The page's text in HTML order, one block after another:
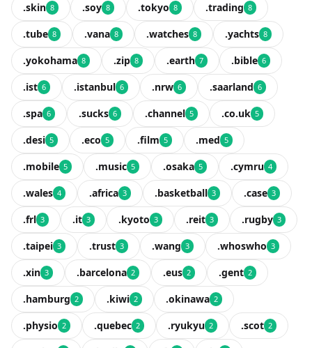
.skin 8 .soy 8 .tokyo 8 .trading 8
.tube 8 .vana 8 .watches 8 .yachts 8
.yokohama 8 .zip 8 .earth 7 .bible 6
.ist 6 .istanbul 6 .nrw 6 .saarland 6
.spa 6 .sucks 6 .channel 5 .co.uk 5
.desi 5 .eco 5 .film 5 .med 5
.mobile 5 .music 5 .osaka 5 .cymru 4
.wales 4 .africa 3 .basketball 3 .case 3
.frl 3 .it 3 .kyoto 3 .reit 3 .rugby 3
.taipei 3 .trust 3 .wang 3 .whoswho 3
.xin 3 .barcelona 2 .eus 2 .gent 2
.hamburg 2 .kiwi 2 .okinawa 2
.physio 2 .quebec 2 .ryukyu 2 .scot 2